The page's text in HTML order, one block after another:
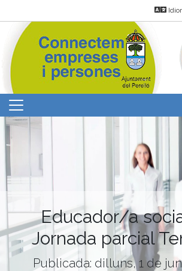
Educador/a
Jornada parcial
Publicada: dilluns, 1 de